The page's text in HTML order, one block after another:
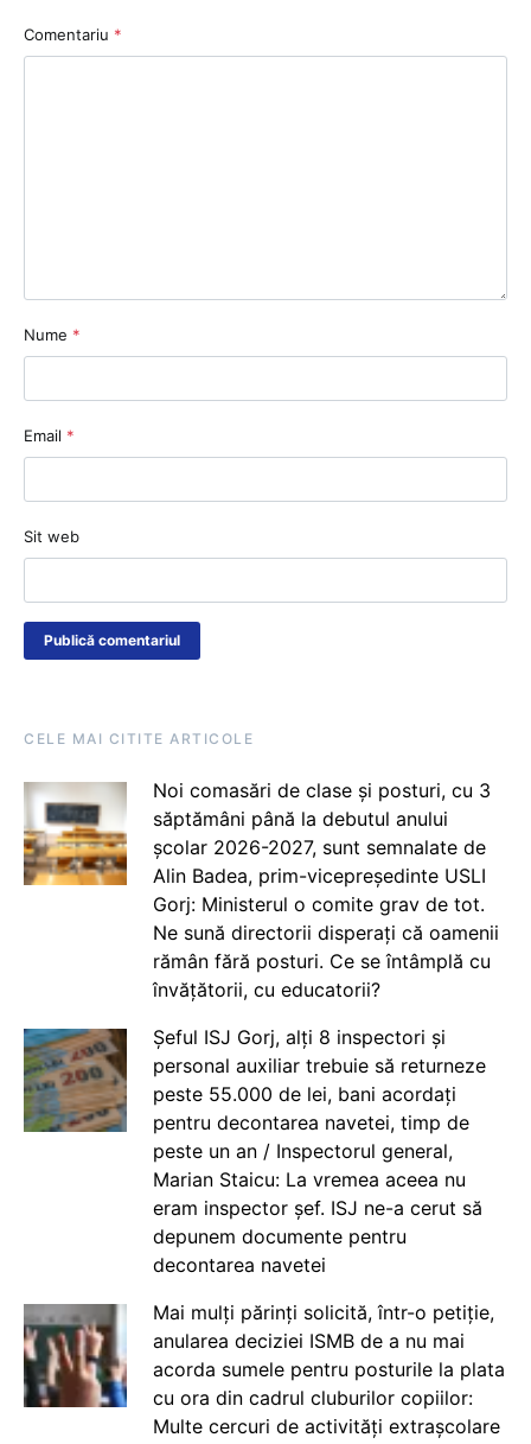
Comentariu *
Nume *
Email *
Sit web
CELE MAI CITITE ARTICOLE
Noi comasări de clase și posturi, cu 3
săptămâni până la debutul anului
școlar 2026-2027, sunt semnalate de
Alin Badea, prim-vicepreședinte USLI
Gorj: Ministerul o comite grav de tot.
Ne sună directorii disperați că oamenii
rămân fără posturi. Ce se întâmplă cu
învățătorii, cu educatorii?
Șeful ISJ Gorj, alți 8 inspectori și
personal auxiliar trebuie să returneze
peste 55.000 de lei, bani acordați
pentru decontarea navetei, timp de
peste un an / Inspectorul general,
Marian Staicu: La vremea aceea nu
eram inspector șef. ISJ ne-a cerut să
depunem documente pentru
decontarea navetei
Mai mulți părinți solicită, într-o petiție,
anularea deciziei ISMB de a nu mai
acorda sumele pentru posturile la plata
cu ora din cadrul cluburilor copiilor:
Multe cercuri de activități extrașcolare